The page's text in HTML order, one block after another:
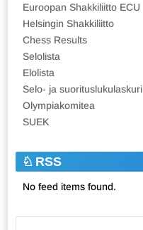
Euroopan Shakkiliitto ECU
Helsingin Shakkiliitto
Chess Results
Selolista
Elolista
Selo- ja suorituslukulaskuri
Olympiakomitea
SUEK
RSS
No feed items found.